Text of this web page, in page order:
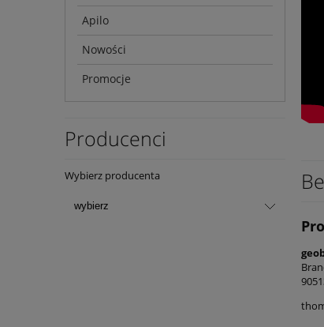
Apilo
Nowości
Promocje
Producenci
Wybierz producenta